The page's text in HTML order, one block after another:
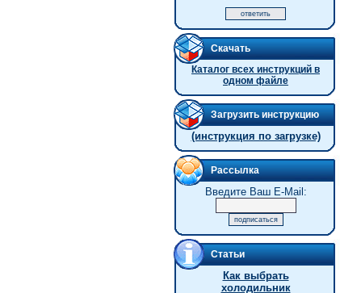
Скачать
Каталог всех инструкций в
одном файле
Загрузить инструкцию
(инструкция по загрузке)
Рассылка
Введите Ваш E-Mail:
Статьи
Как выбрать
холодильник